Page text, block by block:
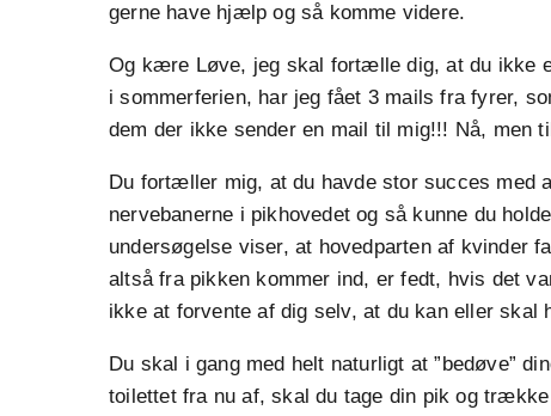
gerne have hjælp og så komme videre.
Og kære Løve, jeg skal fortælle dig, at du ikke
i sommerferien, har jeg fået 3 mails fra fyrer,
dem der ikke sender en mail til mig!!! Nå, men
Du fortæller mig, at du havde stor succes med
nervebanerne i pikhovedet og så kunne du
undersøgelse viser, at hovedparten af kvinder
altså fra pikken kommer ind, er fedt, hvis det
ikke at forvente af dig selv, at du kan eller skal
Du skal i gang med helt naturligt at ”bedøve”
toilettet fra nu af, skal du tage din pik og